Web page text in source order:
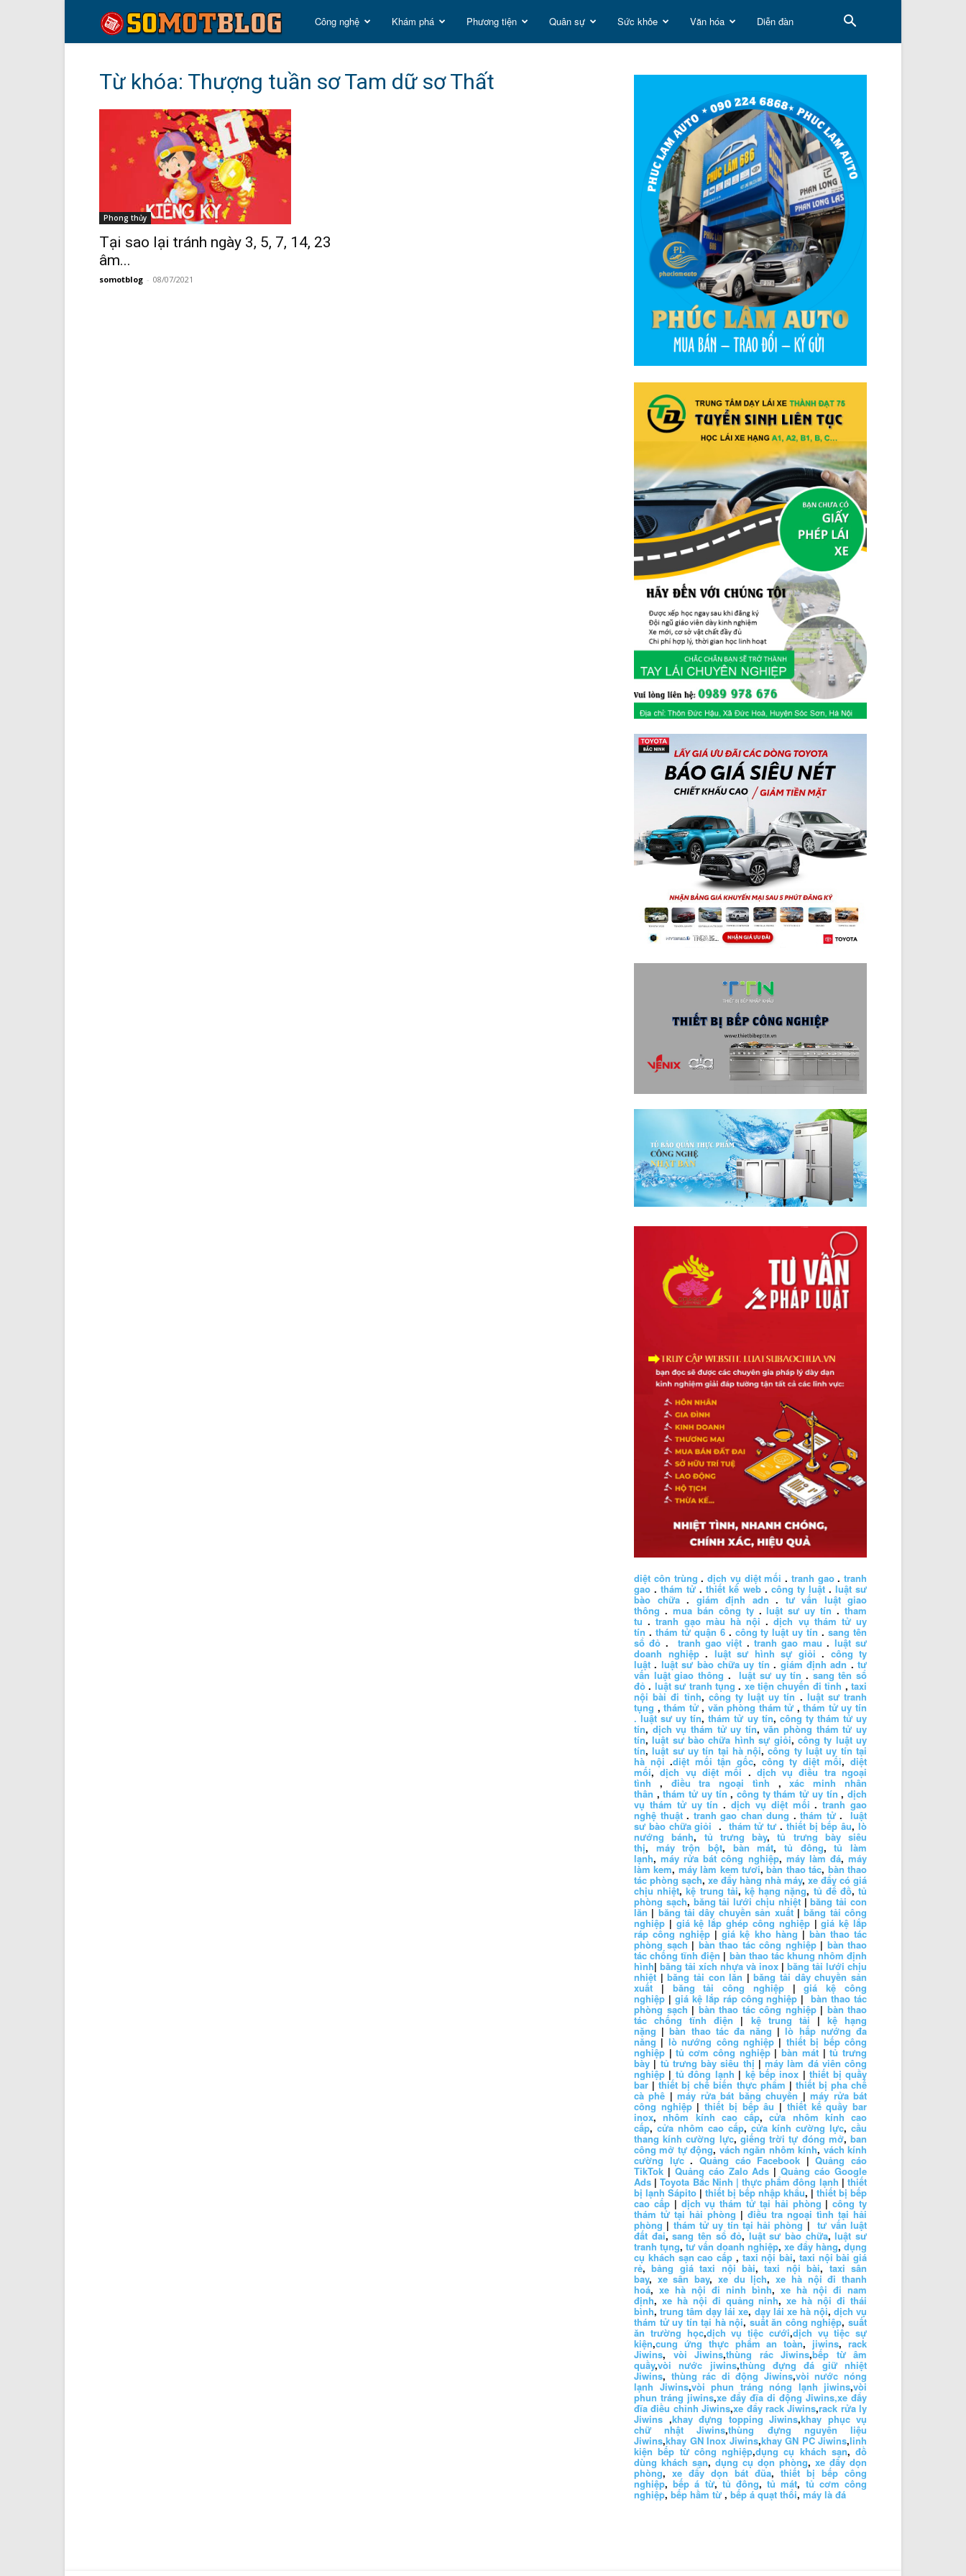
soCông nghệ Khám phá Phương tiện Quân sự Sức khỏe Văn hóa Diễn đàn
Từ khóa: Thượng tuần sơ Tam dữ sơ Thất
Phong thủy
Tại sao lại tránh ngày 3, 5, 7, 14, 23
âm...
somotblog - 08/07/2021
diệt côn trùng . dịch vụ diệt mối . tranh gao. tranh
gao .thám tử.thiết kế web. công ty luật.luật sư
bào chữa. giám định adn . tư vấn luật giao
thông . mua bán công ty.luật sư uy tín .tham
tu .tranh gạo màu hà nội .dịch vụ thám tử uy
tín . thám tử quận 6. công ty luật uy tín .sang tên
sổ đỏ . tranh gao việt .tranh gao mau . luật sư
doanh nghiệp. luật sư hình sự giỏi . công ty
luật . luật sư bào chữa uy tín . giám định adn.tư
vấn luật giao thông .luật sư uy tín . sang tên sổ
đỏ . luật sư tranh tụng . xe tiện chuyến đi tỉnh ,taxi
nội bài đi tỉnh, công ty luật uy tín. luật sư tranh
tụng ,thám tử, văn phòng thám tử ,thám tử uy tín
. luật sư uy tín,thám tử uy tín, công ty thám tử uy
tín,dịch vụ thám tử uy tín,văn phòng thám tử uy
tín,luật sư bào chữa hình sự giỏi, công ty luật uy
tín,luật sư uy tín tại hà nội,công ty luật uy tín tại
hà nội.diệt mối tận gốc, công ty diệt mối,diệt
mối,dịch vụ diệt mối . dịch vụ điều tra ngoại
tình , điều tra ngoại tình ,xác minh nhân
thân ,thám tử uy tín,công ty thám tử uy tín ,dịch
vụ thám tử uy tín .dịch vụ diệt mối .tranh gao
nghệ thuật. tranh gao chan dung . thám tử. luật
sư bào chữa giỏi . thám tử tư .thiết bị bếp âu,lò
nướng bánh, tủ trưng bày,tủ trưng bày siêu
thị, máy trộn bột, bàn mát,tủ đông,tủ làm
lạnh,máy rửa bát công nghiệp, máy làm đá,máy
làm kem,máy làm kem tươi,bàn thao tác, bàn thao
tác phòng sạch, xe đẩy hàng nhà máy, xe đẩy có giá
chịu nhiệt,kệ trung tải, kệ hạng nặng, tủ để đồ,tủ
phòng sạch,băng tải lưới chịu nhiệt|băng tải con
lăn |băng tải dây chuyền sản xuất|băng tải công
nghiệp |giá kệ lắp ghép công nghiệp|giá kệ lắp
ráp công nghiệp |giá kệ kho hàng | bàn thao tác
phòng sạch| bàn thao tác công nghiệp| bàn thao
tác chống tĩnh điện | bàn thao tác khung nhôm định
hình| băng tải xích nhựa và inox | băng tải lưới chịu
nhiệt |băng tải con lăn |băng tải dây chuyền sản
xuất | băng tải công nghiệp|giá kệ công
nghiệp | giá kệ lắp ráp công nghiệp |bàn thao tác
phòng sạch | bàn thao tác công nghiệp| bàn thao
tác chống tĩnh điện | kệ trung tải| kệ hạng
nặng |bàn thao tác đa năng |lò hấp nướng đa
năng | lò nướng công nghiệp | thiết bị bếp công
nghiệp |tủ cơm công nghiệp|bàn mát|tủ trưng
bày |tủ trưng bày siêu thị |máy làm đá viên công
nghiệp | tủ đông lạnh | kệ bếp inox |thiết bị quầy
bar |thiết bị chế biến thực phẩm | thiết bị pha chế
cà phê |máy rửa bát băng chuyền |máy rửa bát
công nghiệp|thiết bị bếp âu |thiết kế quầy bar
inox,nhôm kính cao cấp,cửa nhôm kính cao
cấp, cửa nhôm cao cấp, cửa kính cường lực, cầu
thang kính cường lực,giếng trời tự đóng mở,ban
công mở tự động, vách ngăn nhôm kính,vách kính
cường lực.Quảng cáo Facebook |Quảng cáo
TikTok | Quảng cáo Zalo Ads |Quảng cáo Google
Ads |Toyota Bắc Ninh | thực phẩm đông lạnh |thiết
bị lạnh Sápito | thiết bị bếp nhập khẩu, |thiết bị bếp
cao cấp|dịch vụ thám tử tại hải phòng |công ty
thám tử tại hải phòng | điều tra ngoại tình tại hải
phòng | thám tử uy tín tại hải phòng |tư vấn luật
đất đai,sang tên sổ đỏ,luật sư bào chữa,luật sư
tranh tụng, tư vấn doanh nghiệp, xe đẩy hàng, dụng
cụ khách sạn cao cấp , taxi nội bài, taxi nội bài giá
rẻ,bảng giá taxi nội bài,taxi nội bài,taxi sân
bay, xe sân bay, xe du lịch,xe hà nội đi thanh
hoá, xe hà nội đi ninh bình, xe hà nội đi nam
định, xe hà nội đi quảng ninh,xe hà nội đi thái
bình,trung tâm dạy lái xe,dạy lái xe hà nội, dịch vụ
thám tử uy tín tại hà nội, suất ăn công nghiệp,suất
ăn trường học,dịch vụ tiệc cưới,dịch vụ tiệc sự
kiện,cung ứng thực phẩm an toàn, jiwins,rack
Jiwins,vòi Jiwins,thùng rác Jiwins,bếp từ âm
quầy,vòi nước jiwins,thùng đựng đá giữ nhiệt
Jiwins, thùng rác di động Jiwins,vòi nước nóng
lạnh Jiwins,vòi phun tráng nóng lạnh jiwins,vòi
phun tráng jiwins,xe đẩy đĩa di động Jiwins,xe đẩy
đĩa điều chỉnh Jiwins,xe đẩy rack Jiwins,rack rửa ly
Jiwins ,khay đựng topping Jiwins,khay phục vụ
chữ nhật Jiwins,thùng đựng nguyên liệu
Jiwins,khay GN Inox Jiwins,khay GN PC Jiwins,linh
kiện bếp từ công nghiệp,dụng cụ khách sạn, đồ
dùng khách sạn,dụng cụ dọn phòng, xe đẩy dọn
phòng, xe đẩy dọn bát đũa,thiết bị bếp công
nghiệp,bếp á từ,tủ đông,tủ mát, tủ cơm công
nghiệp, bếp hầm từ , bếp á quạt thổi, máy là đá